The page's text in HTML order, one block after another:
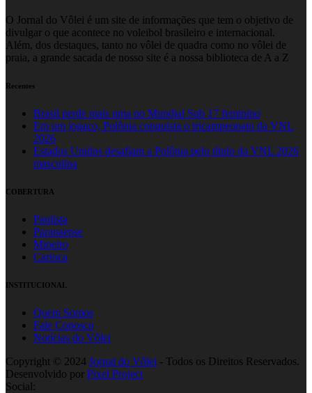
O Jornal do Vôlei é um site de informações que tem o objetivo de
divulgar o que acontece no voleibol brasileiro e internacional.
Além, dos destaques, tanto no vôlei de quadra como no vôlei de
praia, a grande sacada de nosso site é a nossa biblioteca de A a Z
Recentes
Brasil perde mais uma no Mundial Sub 17 feminino
Em um jogaço, Polônia conquista o tricampeonato da VNL
2026
Estados Unidos desafiam a Polônia pelo título da VNL 2026
masculina
COBERTURA
Paulista
Paranaense
Mineiro
Carioca
INSTITUCIONAL
Quem Somos
Fale Conosco
Notícias do Vôlei
Copyright © 2024 Jornal do Vôlei - Todos os Direitos Reservados.
Desenvolvido por Pixel Project
Social: